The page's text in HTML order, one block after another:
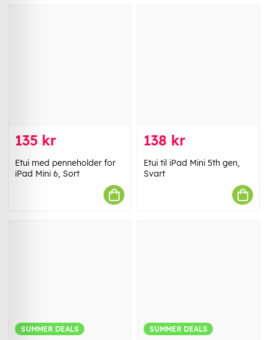
135 kr
Etui med penneholder for
iPad Mini 6, Sort
138 kr
Etui til iPad Mini 5th gen,
Svart
SUMMER DEALS SUMMER DEALS